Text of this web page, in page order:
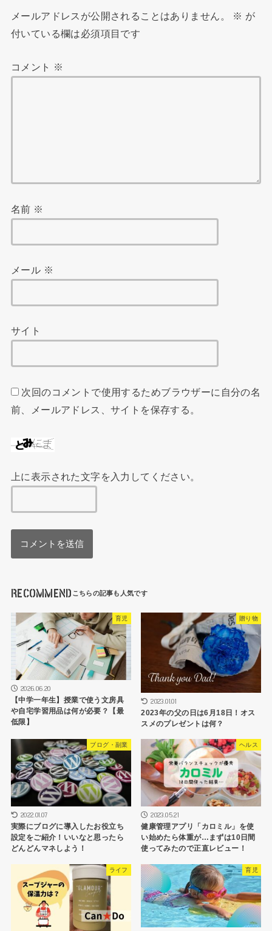
メールアドレスが公開されることはありません。 ※ が
付いている欄は必須項目です
コメント ※
名前 ※
メール ※
サイト
次回のコメントで使用するためブラウザーに自分の名
前、メールアドレス、サイトを保存する。
上に表示された文字を入力してください。
RECOMMEND
育児
2026.06.20
【中学一年生】授業で使う文房具
や自宅学習用品は何が必要？【最
低限】
贈り物
2023.01.01
2023年の父の日は6月18日！オス
スメのプレゼントは何？
ブログ・副業
2022.01.07
実際にブログに導入したお役立ち
設定をご紹介！いいなと思ったら
どんどんマネしよう！
ヘルス
2023.05.21
健康管理アプリ「カロミル」を使
い始めたら体重が…まずは10日間
使ってみたので正直レビュー！
ライフ 育児